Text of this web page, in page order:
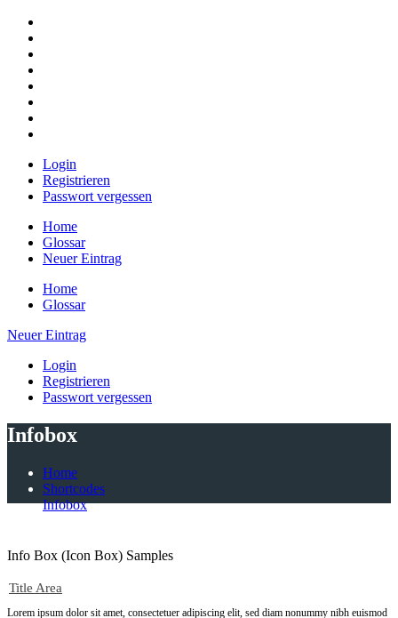
Login
Registrieren
Passwort vergessen
Home
Glossar
Neuer Eintrag
Home
Glossar
Neuer Eintrag
Login
Registrieren
Passwort vergessen
Infobox
Home
Shortcodes
Infobox
Info Box (Icon Box) Samples
Title Area
Lorem ipsum dolor sit amet, consectetuer adipiscing elit, sed diam nonummy nibh euismod